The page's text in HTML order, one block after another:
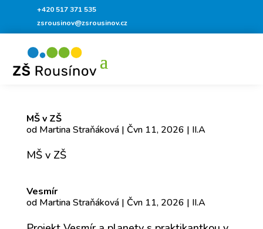
+420 517 371 535
zsrousinov@zsrousinov.cz
MŠ v ZŠ
od Martina Straňáková| Čvn 11, 2026 | II.A
MŠ v ZŠ
Vesmír
od Martina Straňáková| Čvn 11, 2026 | II.A